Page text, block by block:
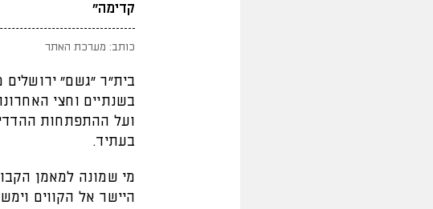
קדימה"
כותב: מערכת האתר
בית"ר "גשם"
בשנתיים וחצי
ועל ההתפתחות
בעתיד.
מי שמונה למאמן
היישר אל הקווים